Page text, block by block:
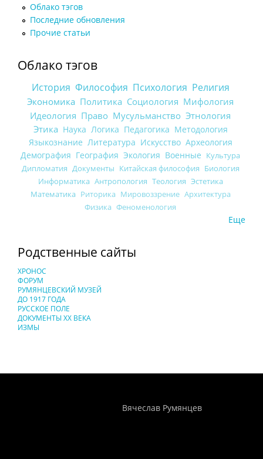
Облако тэгов
Последние обновления
Прочие статьи
Облако тэгов
История Философия Психология Религия
Экономика Политика Социология Мифология
Идеология Право Мусульманство Этнология
Этика Наука Логика Педагогика Методология
Языкознание Литература Искусство Археология
Демография География Экология Военные Культура
Дипломатия Документы Китайская философия Биология
Информатика Антропология Теология Эстетика
Математика Риторика Мировоззрение Архитектура
Физика Феноменология
Еще
Родственные сайты
ХРОНОС
ФОРУМ
РУМЯНЦЕВСКИЙ МУЗЕЙ
ДО 1917 ГОДА
РУССКОЕ ПОЛЕ
ДОКУМЕНТЫ XX ВЕКА
ИЗМЫ
Вячеслав Румянцев